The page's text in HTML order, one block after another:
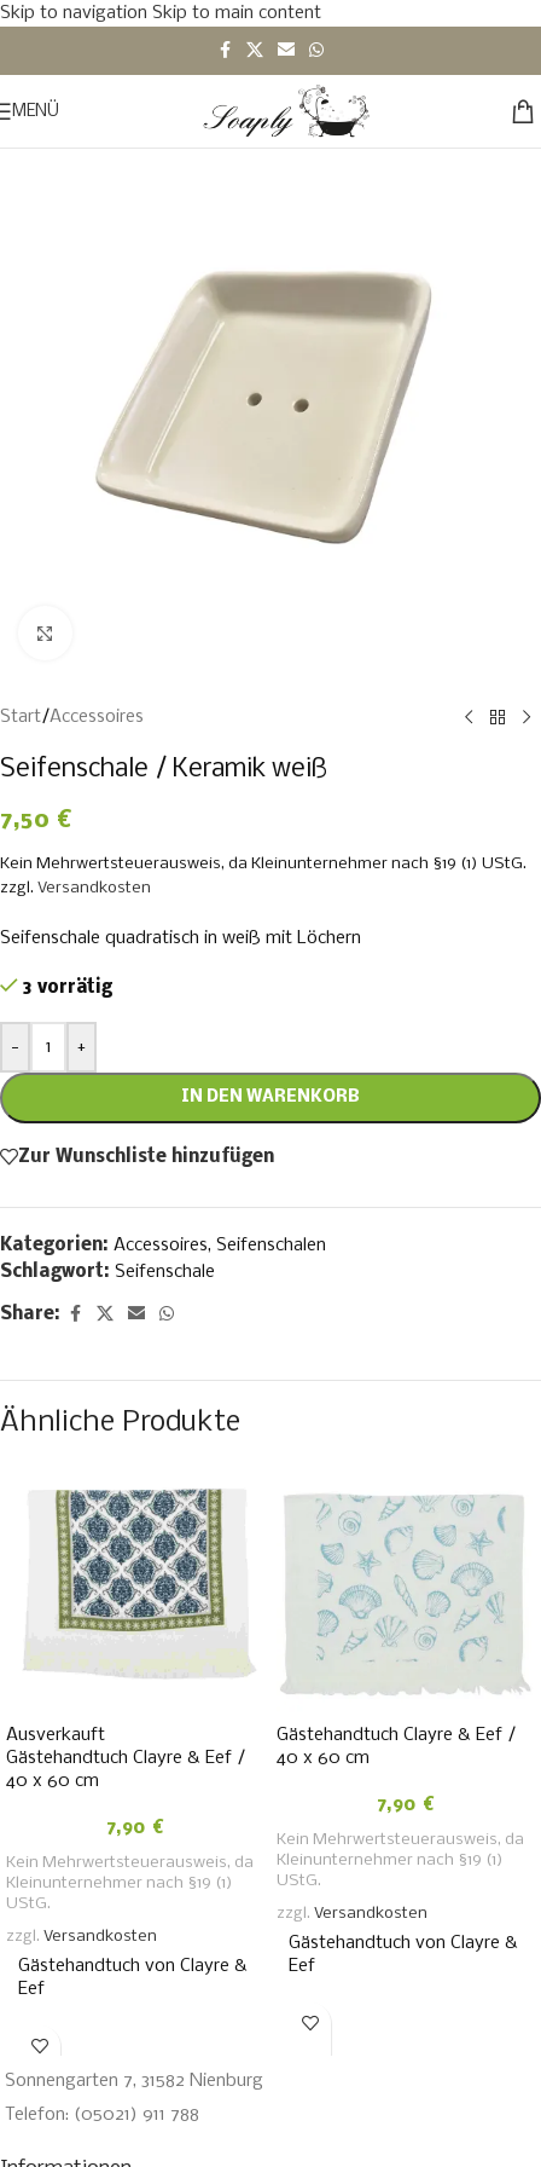
Skip to navigation Skip to main content
MENÜ
Start/Accessoires
Seifenschale / Keramik weiß
7,50 €
Kein Mehrwertsteuerausweis, da Kleinunternehmer nach §19 (1) UStG.
zzgl. Versandkosten
Seifenschale quadratisch in weiß mit Löchern
3 vorrätig
- +
IN DEN WARENKORB
Zur Wunschliste hinzufügen
Kategorien: Accessoires, Seifenschalen
Schlagwort: Seifenschale
Share:
Ähnliche Produkte
Ausverkauft
Gästehandtuch Clayre & Eef /
40 x 60 cm
7,90 €
Kein Mehrwertsteuerausweis, da
Kleinunternehmer nach §19 (1)
UStG.
zzgl. Versandkosten
Gästehandtuch von Clayre &
Eef
Gästehandtuch Clayre & Eef /
40 x 60 cm
7,90 €
Kein Mehrwertsteuerausweis, da
Kleinunternehmer nach §19 (1)
UStG.
zzgl. Versandkosten
Gästehandtuch von Clayre &
Eef
Sonnengarten 7, 31582 Nienburg
Telefon: (05021) 911 788